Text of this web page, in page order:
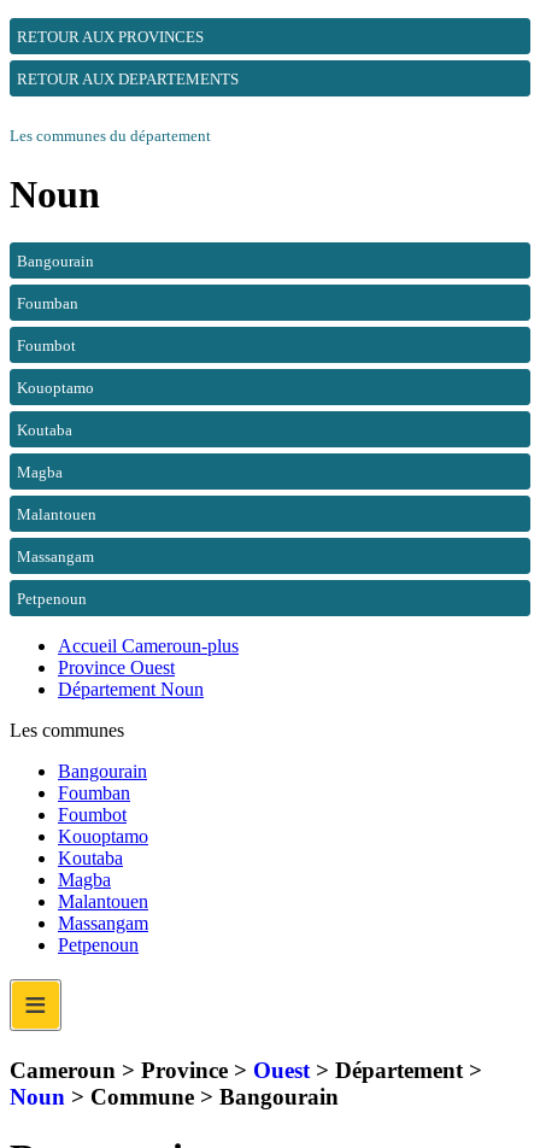
RETOUR AUX PROVINCES
RETOUR AUX DEPARTEMENTS
Les communes du département
Noun
Bangourain
Foumban
Foumbot
Kouoptamo
Koutaba
Magba
Malantouen
Massangam
Petpenoun
Accueil Cameroun-plus
Province Ouest
Département Noun
Les communes
Bangourain
Foumban
Foumbot
Kouoptamo
Koutaba
Magba
Malantouen
Massangam
Petpenoun
≡
Cameroun > Province > Ouest > Département >
Noun > Commune > Bangourain